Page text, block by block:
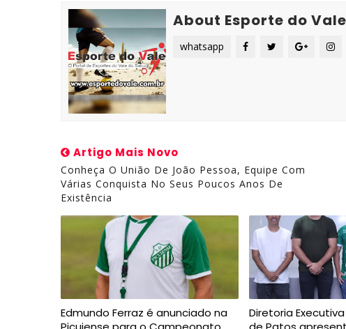
About Esporte do Vale
whatsapp
Artigo Mais Novo
Conheça O União De João Pessoa, Equipe Com
Várias Conquista No Seus Poucos Anos De
Existência
Edmundo Ferraz é anunciado na
Diretoria